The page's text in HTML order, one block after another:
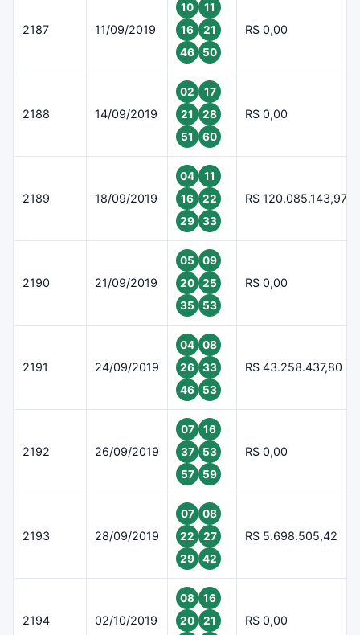
2187 11/09/2019
10
11
16
21
46
50
R$ 0,00
2188 14/09/2019
02
17
21
28
51
60
R$ 0,00
2189 18/09/2019
04
11
16
22
29
33
R$ 120.085.143,97
2190 21/09/2019
05
09
20
25
35
53
R$ 0,00
2191 24/09/2019
04
08
26
33
46
53
R$ 43.258.437,80
2192 26/09/2019
07
16
37
53
57
59
R$ 0,00
2193 28/09/2019
07
08
22
27
29
42
R$ 5.698.505,42
2194 02/10/2019
08
16
20
21
R$ 0,00